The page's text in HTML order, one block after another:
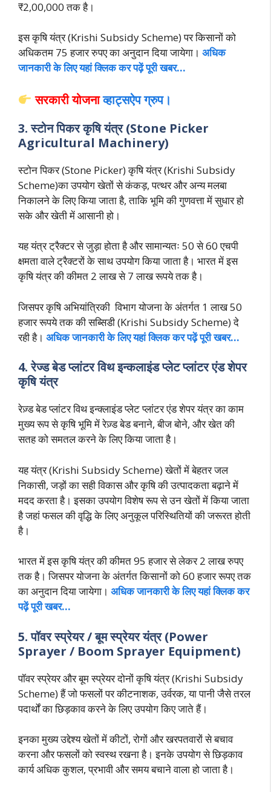
₹2,00,000 तक है।
इस कृषि यंत्र (Krishi Subsidy Scheme) पर किसानों को
अधिकतम 75 हजार रुपए का अनुदान दिया जायेगा। अधिक
जानकारी के लिए यहां क्लिक कर पढ़ें पूरी खबर…
सरकारी योजनाव्हाट्सऐप ग्रुप।
3. स्टोन पिकर कृषि यंत्र (Stone Picker
Agricultural Machinery)
स्टोन पिकर (Stone Picker) कृषि यंत्र (Krishi Subsidy
Scheme)का उपयोग खेतों से कंकड़, पत्थर और अन्य मलबा
निकालने के लिए किया जाता है, ताकि भूमि की गुणवत्ता में सुधार हो
सके और खेती में आसानी हो।
यह यंत्र ट्रैक्टर से जुड़ा होता है और सामान्यतः 50 से 60 एचपी
क्षमता वाले ट्रैक्टरों के साथ उपयोग किया जाता है। भारत में इस
कृषि यंत्र की कीमत 2 लाख से 7 लाख रूपये तक है।
जिसपर कृषि अभियांत्रिकी विभाग योजना के अंतर्गत 1 लाख 50
हजार रूपये तक की सब्सिडी (Krishi Subsidy Scheme) दे
रही है। अधिक जानकारी के लिए यहां क्लिक कर पढ़ें पूरी खबर…
4. रेज्ड बेड प्लांटर विथ इन्कलाइंड प्लेट प्लांटर एंड शेपर
कृषि यंत्र
रेज़्ड बेड प्लांटर विथ इन्क्लाइंड प्लेट प्लांटर एंड शेपर यंत्र का काम
मुख्य रूप से कृषि भूमि में रेज़्ड बेड बनाने, बीज बोने, और खेत की
सतह को समतल करने के लिए किया जाता है।
यह यंत्र (Krishi Subsidy Scheme) खेतों में बेहतर जल
निकासी, जड़ों का सही विकास और कृषि की उत्पादकता बढ़ाने में
मदद करता है। इसका उपयोग विशेष रूप से उन खेतों में किया जाता
है जहां फसल की वृद्धि के लिए अनुकूल परिस्थितियों की जरूरत होती
है।
भारत में इस कृषि यंत्र की कीमत 95 हजार से लेकर 2 लाख रुपए
तक है। जिसपर योजना के अंतर्गत किसानों को 60 हजार रूपए तक
का अनुदान दिया जायेगा। अधिक जानकारी के लिए यहां क्लिक कर
पढ़ें पूरी खबर…
5. पॉवर स्प्रेयर / बूम स्प्रेयर यंत्र (Power
Sprayer / Boom Sprayer Equipment)
पॉवर स्प्रेयर और बूम स्प्रेयर दोनों कृषि यंत्र (Krishi Subsidy
Scheme) हैं जो फसलों पर कीटनाशक, उर्वरक, या पानी जैसे तरल
पदार्थों का छिड़काव करने के लिए उपयोग किए जाते हैं।
इनका मुख्य उद्देश्य खेतों में कीटों, रोगों और खरपतवारों से बचाव
करना और फसलों को स्वस्थ रखना है। इनके उपयोग से छिड़काव
कार्य अधिक कुशल, प्रभावी और समय बचाने वाला हो जाता है।